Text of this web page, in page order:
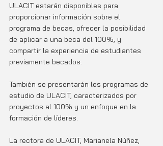
ULACIT estarán disponibles para
proporcionar información sobre el
programa de becas, ofrecer la posibilidad
de aplicar a una beca del 100%, y
compartir la experiencia de estudiantes
previamente becados.
También se presentarán los programas de
estudio de ULACIT, caracterizados por
proyectos al 100% y un enfoque en la
formación de líderes.
La rectora de ULACIT, Marianela Núñez,